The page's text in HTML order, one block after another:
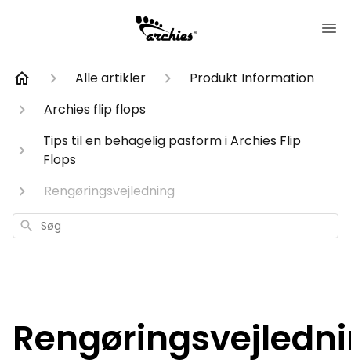
Alle artikler
Produkt Information
Archies flip flops
Tips til en behagelig pasform i Archies Flip
Flops
Rengøringsvejledning
Søg